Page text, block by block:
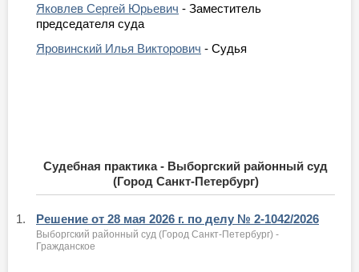
Яковлев Сергей Юрьевич - Заместитель
председателя суда
Яровинский Илья Викторович - Судья
Судебная практика - Выборгский районный суд
(Город Санкт-Петербург)
1. Решение от 28 мая 2026 г. по делу № 2-1042/2026
Выборгский районный суд (Город Санкт-Петербург) -
Гражданское